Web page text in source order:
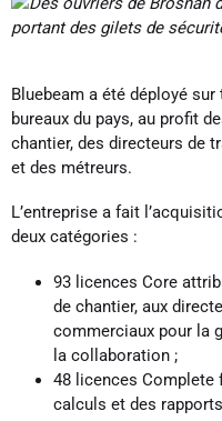
Bluebeam a été déployé
bureaux du pays, au profit
chantier, des directeurs de
et des métreurs.
L’entreprise a fait
deux catégories :
93 licences Core
de chantier, aux
commerciaux pour la
la collaboration ;
48 licences Complete
calculs et des